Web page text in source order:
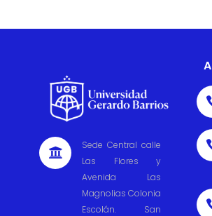

Sede Central calle
Las Flores y
Avenida Las
Magnolias Colonia
Escolán. San